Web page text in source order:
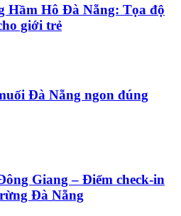
Hầm Hô Đà Nẵng: Tọa độ
giới trẻ
Đà Nẵng ngon đúng
Giang – Điểm check-in
Đà Nẵng